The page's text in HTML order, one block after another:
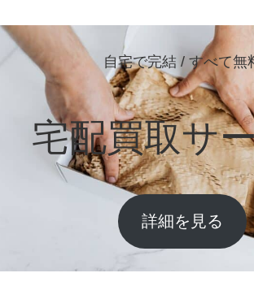
自宅で完結 / すべて無
宅配買取サ
詳細を見る